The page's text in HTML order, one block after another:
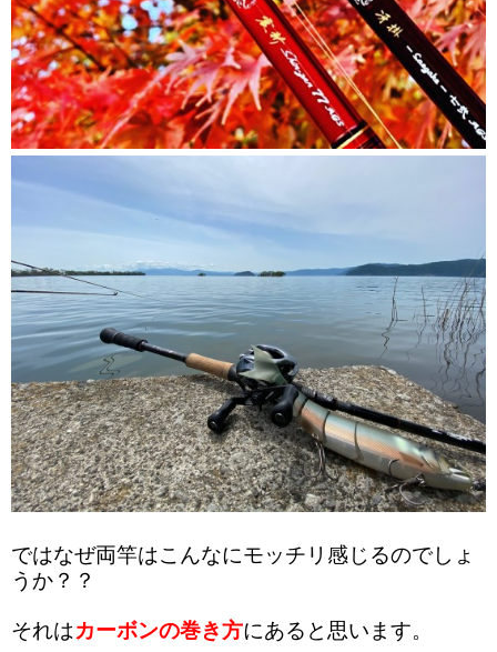
ではなぜ両竿はこんなにモッチリ感じるのでしょ
うか？？
それはカーボンの巻き方にあると思います。